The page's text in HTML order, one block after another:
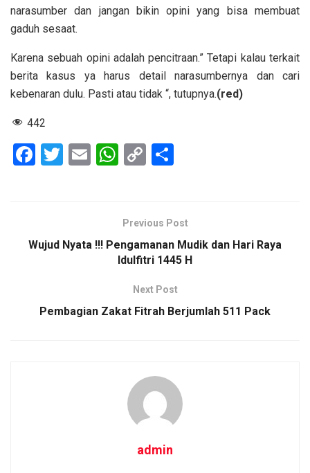
narasumber dan jangan bikin opini yang bisa membuat
gaduh sesaat.
Karena sebuah opini adalah pencitraan.” Tetapi kalau terkait
berita kasus ya harus detail narasumbernya dan cari
kebenaran dulu. Pasti atau tidak “, tutupnya.(red)
442
F
o
T
E
W
s
A
p
C
Li
n
k
e
Previous Post
Wujud Nyata !!! Pengamanan Mudik dan Hari Raya
Idulfitri 1445 H
Next Post
Pembagian Zakat Fitrah Berjumlah 511 Pack
admin